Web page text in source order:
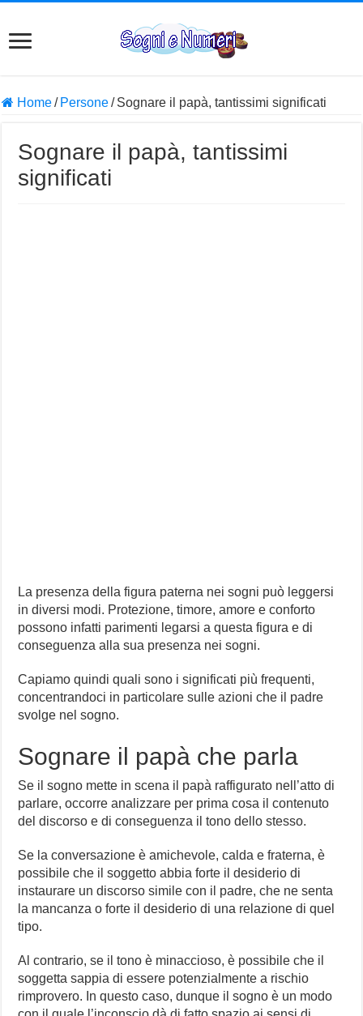
Home/ Persone/ Sognare il papà, tantissimi significati
Sognare il papà, tantissimi
significati
La presenza della figura paterna nei sogni può leggersi
in diversi modi. Protezione, timore, amore e conforto
possono infatti parimenti legarsi a questa figura e di
conseguenza alla sua presenza nei sogni.
Capiamo quindi quali sono i significati più frequenti,
concentrandoci in particolare sulle azioni che il padre
svolge nel sogno.
Sognare il papà che parla
Se il sogno mette in scena il papà raffigurato nell’atto di
parlare, occorre analizzare per prima cosa il contenuto
del discorso e di conseguenza il tono dello stesso.
Se la conversazione è amichevole, calda e fraterna, è
possibile che il soggetto abbia forte il desiderio di
instaurare un discorso simile con il padre, che ne senta
la mancanza o forte il desiderio di una relazione di quel
tipo.
Al contrario, se il tono è minaccioso, è possibile che il
soggetta sappia di essere potenzialmente a rischio
rimprovero. In questo caso, dunque il sogno è un modo